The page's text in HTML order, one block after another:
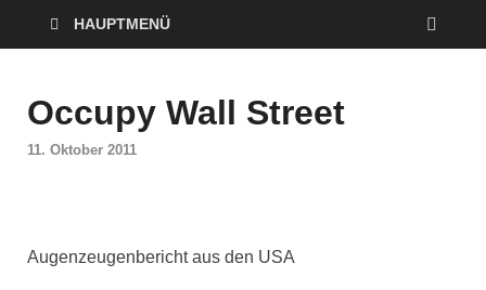
HAUPTMENÜ
Occupy Wall Street
11. Oktober 2011
Augenzeugenbericht aus den USA